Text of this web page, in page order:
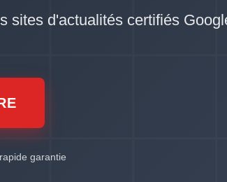
sites d'actualités certifiés
garantie